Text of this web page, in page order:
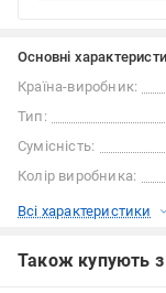
Основні
Країна-виробник:
Тип:
Сумісність:
Колір виробника:
Всі характеристики
Також купують з